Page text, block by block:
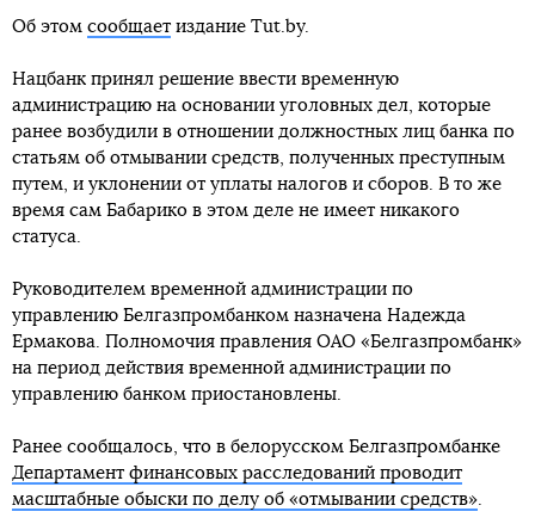
Об этом сообщает издание Tut.by.
Нацбанк принял решение ввести временную
администрацию на основании уголовных дел, которые
ранее возбудили в отношении должностных лиц банка по
статьям об отмывании средств, полученных преступным
путем, и уклонении от уплаты налогов и сборов. В то же
время сам Бабарико в этом деле не имеет никакого
статуса.
Руководителем временной администрации по
управлению Белгазпромбанком назначена Надежда
Ермакова. Полномочия правления ОАО «Белгазпромбанк»
на период действия временной администрации по
управлению банком приостановлены.
Ранее сообщалось, что в белорусском Белгазпромбанке
Департамент финансовых расследований проводит
масштабные обыски по делу об «отмывании средств».